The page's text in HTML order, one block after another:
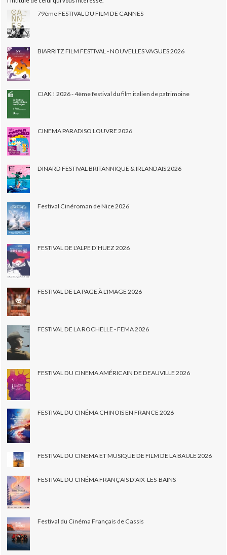
79ème FESTIVAL DU FILM DE CANNES
BIARRITZ FILM FESTIVAL - NOUVELLES VAGUES 2026
CIAK ! 2026 - 4ème festival du film italien de patrimoine
CINEMA PARADISO LOUVRE 2026
DINARD FESTIVAL BRITANNIQUE & IRLANDAIS 2026
Festival Cinéroman de Nice 2026
FESTIVAL DE L'ALPE D'HUEZ 2026
FESTIVAL DE LA PAGE À L'IMAGE 2026
FESTIVAL DE LA ROCHELLE - FEMA 2026
FESTIVAL DU CINEMA AMÉRICAIN DE DEAUVILLE 2026
FESTIVAL DU CINÉMA CHINOIS EN FRANCE 2026
FESTIVAL DU CINEMA ET MUSIQUE DE FILM DE LA BAULE 2026
FESTIVAL DU CINÉMA FRANÇAIS D'AIX-LES-BAINS
Festival du Cinéma Français de Cassis